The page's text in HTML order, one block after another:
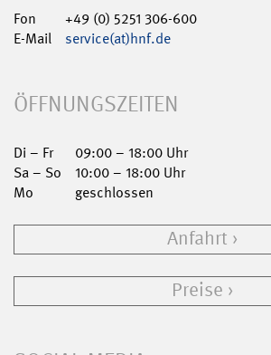
Fon
+49 (0) 5251 306-600
E-Mail
service(at)hnf.de
ÖFFNUNGSZEITEN
Di – Fr
09:00 – 18:00 Uhr
Sa – So
10:00 – 18:00 Uhr
Mo
geschlossen
Anfahrt
Preise